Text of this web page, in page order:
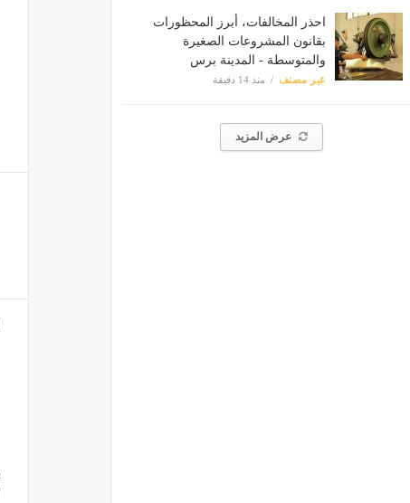
احذر المخالفات، أبرز المحظورات
بقانون المشروعات الصغيرة
والمتوسطة - المدينة برس
غير مصنف منذ 14 دقيقة
عرض المزيد